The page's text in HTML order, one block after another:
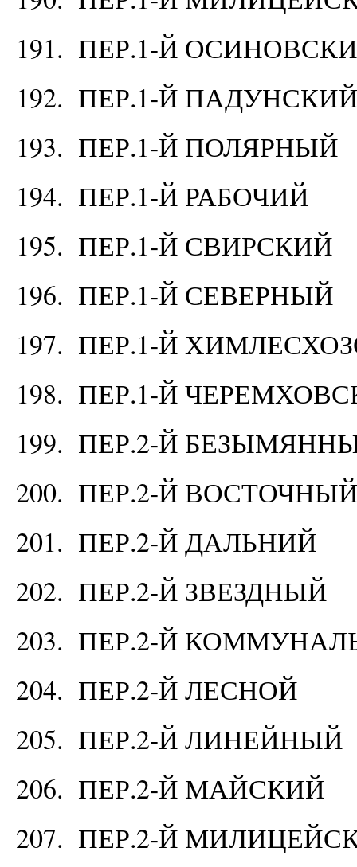
191. ПЕР.1-Й
192. ПЕР.1-Й
193. ПЕР.1-Й ПОЛЯРНЫЙ
194. ПЕР.1-Й РАБОЧИЙ
195. ПЕР.1-Й СВИРСКИЙ
196. ПЕР.1-Й СЕВЕРНЫЙ
197. ПЕР.1-Й
198. ПЕР.1-Й
199. ПЕР.2-Й
200. ПЕР.2-Й
201. ПЕР.2-Й ДАЛЬНИЙ
202. ПЕР.2-Й ЗВЕЗДНЫЙ
203. ПЕР.2-Й
204. ПЕР.2-Й ЛЕСНОЙ
205. ПЕР.2-Й ЛИНЕЙНЫЙ
206. ПЕР.2-Й МАЙСКИЙ
207. ПЕР.2-Й